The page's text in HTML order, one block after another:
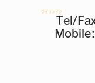
Tel/
​ワイリメイク